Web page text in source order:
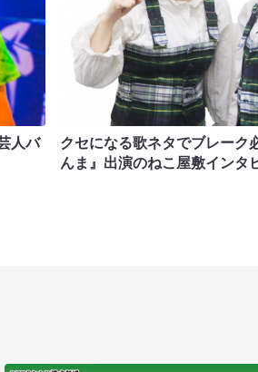
人バ
クセになる歌ネタでブレーク
んま』出演のねこ屋敷インタ